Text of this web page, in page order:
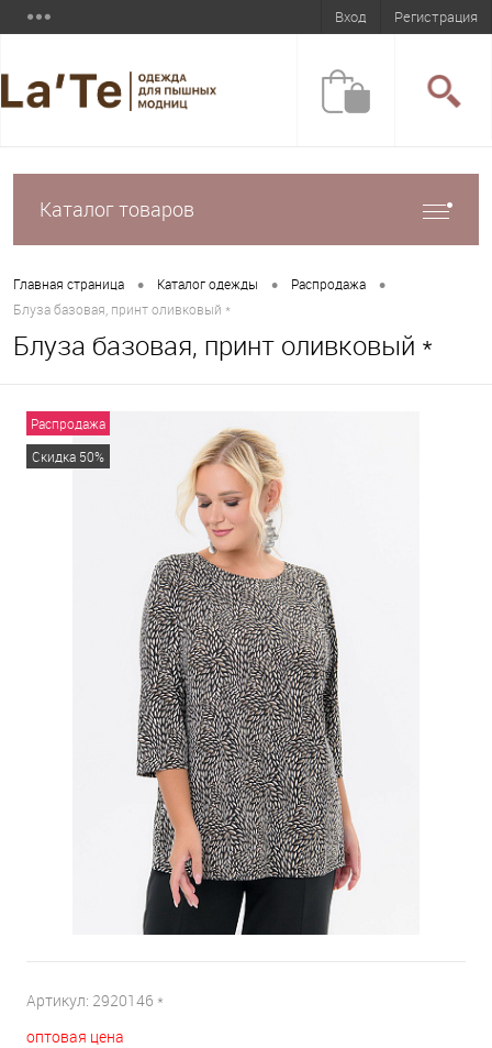
Вход Регистрация
Каталог товаров
Главная страница • Каталог одежды • Распродажа •
Блуза базовая, принт оливковый *
Блуза базовая, принт оливковый *
Распродажа
Скидка 50%
Артикул: 2920146 *
оптовая цена